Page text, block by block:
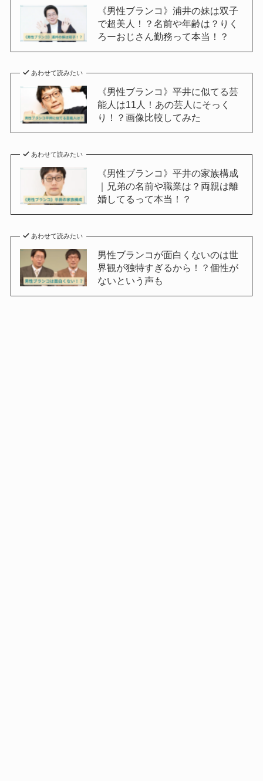
《男性ブランコ》浦井の妹は双子
で超美人！？名前や年齢は？りく
ろーおじさん勤務って本当！？
あわせて読みたい
《男性ブランコ》平井に似てる芸
能人は11人！あの芸人にそっく
り！？画像比較してみた
あわせて読みたい
《男性ブランコ》平井の家族構成
｜兄弟の名前や職業は？両親は離
婚してるって本当！？
あわせて読みたい
男性ブランコが面白くないのは世
界観が独特すぎるから！？個性が
ないという声も